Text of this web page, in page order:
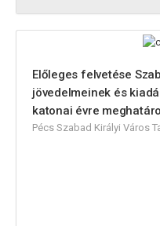
Előleges felvetése
jövedelmeinek és
katonai évre
Pécs Szabad Királyi Város